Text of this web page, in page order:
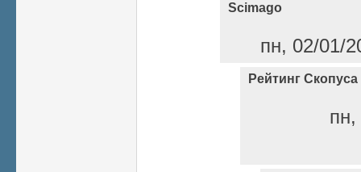
Scimago
пн, 02/01/
Рейтинг Скопуса